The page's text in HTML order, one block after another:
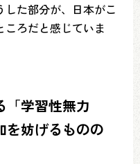
た部分が、日本がこ
ろだと感じていま
「学習性無力
を妨げるものの